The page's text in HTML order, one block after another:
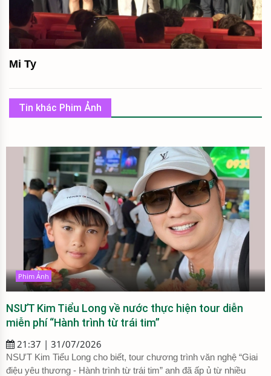
Mi Ty
Tin khác Phim Ảnh
Phim Ảnh
NSƯT Kim Tiểu Long về nước thực hiện tour diễn
miễn phí “Hành trình từ trái tim”
21:37 | 31/07/2026
NSƯT Kim Tiểu Long cho biết, tour chương trình văn nghệ “Giai
điệu yêu thương - Hành trình từ trái tim” anh đã ấp ủ từ nhiều